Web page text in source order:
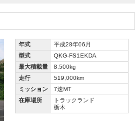
年式
平成28年06月
型式
QKG-FS1EKDA
最大積載量
8,500kg
走行
519,000km
ミッション
7速MT
在庫場所
トラックランド
栃木